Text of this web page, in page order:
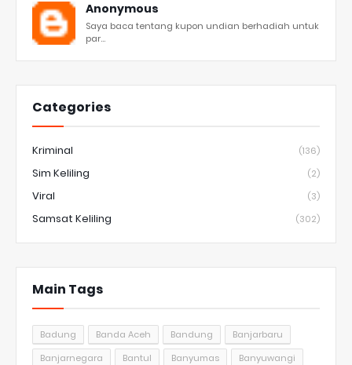
Anonymous
Saya baca tentang kupon undian berhadiah untuk
par...
Categories
Kriminal (136)
Sim Keliling (2)
Viral (3)
Samsat Keliling (302)
Main Tags
Badung Banda Aceh Bandung
Banjarbaru
Banjarnegara
Bantul Banyumas
Banyuwangi